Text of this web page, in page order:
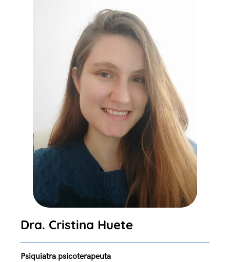
Dra. Cristina Huete
Psiquiatra psicoterapeuta